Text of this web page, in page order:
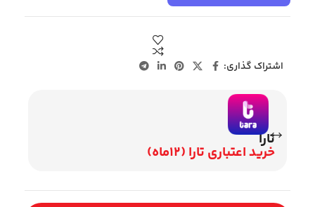
اشتراک گذاری:
تارا
خرید اعتباری تارا (12ماه)